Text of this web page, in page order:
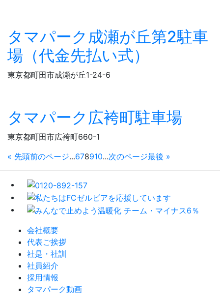
タマパーク成瀬が丘第2駐車
場（代金先払い式）
東京都町田市成瀬が丘1-24-6
タマパーク広袴町駐車場
東京都町田市広袴町660-1
« 先頭前のページ...678910...次のページ最後 »
会社概要
代表ご挨拶
社是・社訓
社員紹介
採用情報
タマパーク動画